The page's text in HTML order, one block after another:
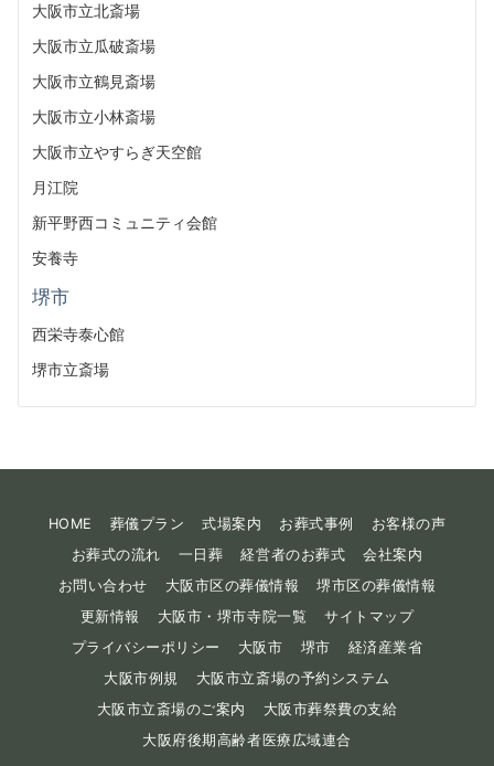
大阪市立北斎場
大阪市立瓜破斎場
大阪市立鶴見斎場
大阪市立小林斎場
大阪市立やすらぎ天空館
月江院
新平野西コミュニティ会館
安養寺
堺市
西栄寺泰心館
堺市立斎場
HOME 葬儀プラン 式場案内 お葬式事例
お客様の声
お葬式の流れ
一日葬 経営者のお葬式
会社案内
お問い合わせ
大阪市区の葬儀情報
堺市区の葬儀情報
更新情報
大阪市・堺市寺院一覧
サイトマップ
プライバシーポリシー
大阪市 堺市
経済産業省
大阪市例規
大阪市立斎場の予約システム
大阪市立斎場のご案内
大阪市葬祭費の支給
大阪府後期高齢者医療広域連合